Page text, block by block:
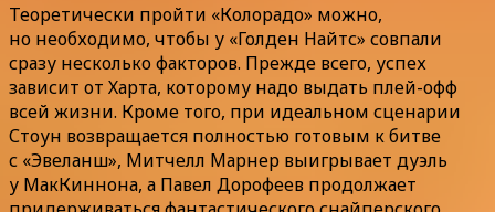
Теоретически пройти «Колорадо» можно,
но необходимо, чтобы у «Голден Найтс» совпали
сразу несколько факторов. Прежде всего, успех
зависит от Харта, которому надо выдать плей-офф
всей жизни. Кроме того, при идеальном сценарии
Стоун возвращается полностью готовым к битве
с «Эвеланш», Митчелл Марнер выигрывает дуэль
у МакКиннона, а Павел Дорофеев продолжает